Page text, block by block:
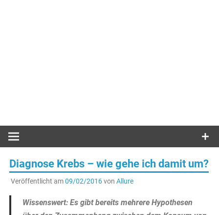
Diagnose Krebs – wie gehe ich damit um?
Veröffentlicht am09/02/2016von Allure
Wissenswert: Es gibt bereits mehrere Hypothesen